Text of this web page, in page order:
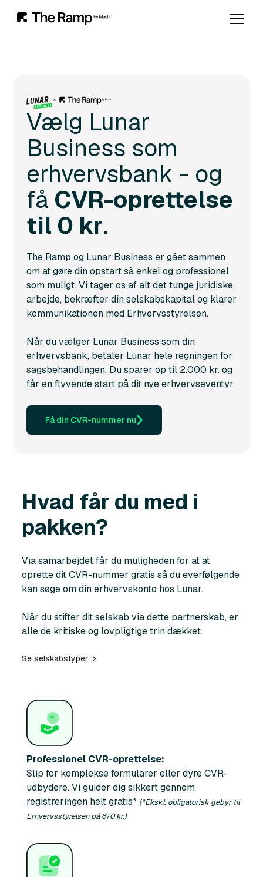
Vælg Lunar
Business som
erhvervsbank - og
få CVR-oprettelse
til 0 kr.
The Ramp og Lunar Business er gået sammen
om at gøre din opstart så enkel og professionel
som muligt. Vi tager os af alt det tunge juridiske
arbejde, bekræfter din selskabskapital og klarer
kommunikationen med Erhvervsstyrelsen.
Når du vælger Lunar Business som din
erhvervsbank, betaler Lunar hele regningen for
sagsbehandlingen. Du sparer op til 2.000 kr. og
får en flyvende start på dit nye erhvervseventyr.
Få din CVR-nummer nu
Hvad får du med i
pakken?
Via samarbejdet får du muligheden for at at
oprette dit CVR-nummer gratis så du everfølgende
kan søge om din erhvervskonto hos Lunar.
Når du stifter dit selskab via dette partnerskab, er
alle de kritiske og lovpligtige trin dækket.
Se selskabstyper
Professionel CVR-oprettelse:
Slip for komplekse formularer eller dyre CVR-
udbydere. Vi guider dig sikkert gennem
registreringen helt gratis* (*Ekskl. obligatorisk gebyr til
Erhvervsstyrelsen på 670 kr.)